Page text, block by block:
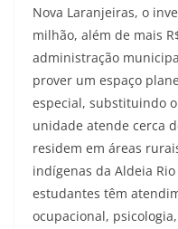
Nova Laranjeiras, o
milhão, além de mais
administração
prover um espaço
especial, substituindo
unidade atende cerca
residem em áreas
indígenas da Aldeia
estudantes têm
ocupacional,